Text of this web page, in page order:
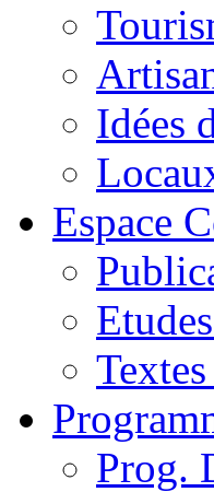
Idées
Espace
Prog.